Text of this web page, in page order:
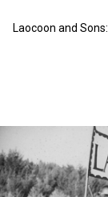
Laocoon and